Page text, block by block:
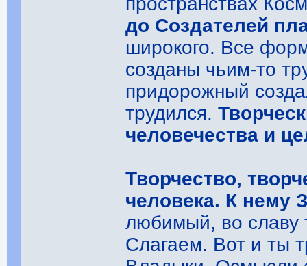
до Создателей
широкого. Все
созданы чьим-то
придорожный
трудился.
человечества и
Творчество,
человека. К нему
любимый, во славу
Слагаем. Вот и ты